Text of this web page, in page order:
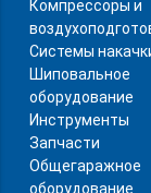
Компрессоры и
Системы
Шиповальное
оборудование
Инструменты
Запчасти
Общегаражное
оборудование